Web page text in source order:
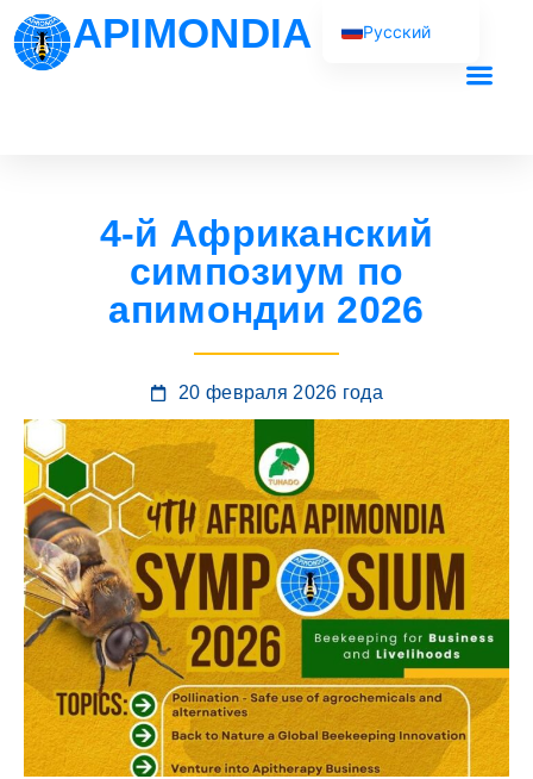
APIMONDIA
4-й Африканский
симпозиум по
апимондии 2026
20 февраля 2026 года
Русский
العربية